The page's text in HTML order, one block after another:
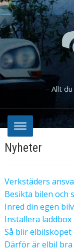
– Allt
Nyheter
Verkstäders
Besikta bilen och
Inred din egen
Installera
Så blir
Därför är elbil